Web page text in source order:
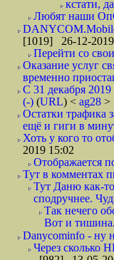
кстати,
Любят наши
[1019] 26-12-
Перейти со
Оказание услуг
временно
С 31 декабря 2019
(-) (URL) < ag28 >
Остатки трафика
ещё и гиги в
Хоть у кого то
2019 15:02
Отображается
Тут в комментах
Тут Даню как-
сподручнее.
Так нечего
Вот и
Danycominfo - ну
Через сколько